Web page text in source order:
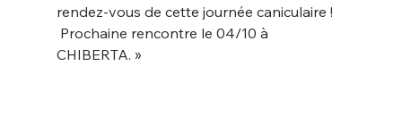
rendez-vous de cette journée caniculaire !
CHIBERTA. »